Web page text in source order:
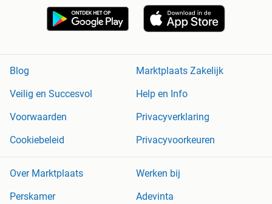
Blog
Marktplaats Zakelijk
Veilig en Succesvol
Help en Info
Voorwaarden
Privacyverklaring
Cookiebeleid
Privacyvoorkeuren
Over Marktplaats
Werken bij
Perskamer
Adevinta